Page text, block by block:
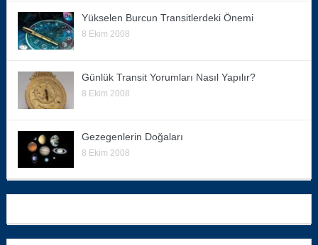
Yükselen Burcun Transitlerdeki Önemi
8 Ekim 2008
Günlük Transit Yorumları Nasıl Yapılır?
8 Ekim 2008
Gezegenlerin Doğaları
8 Ekim 2008